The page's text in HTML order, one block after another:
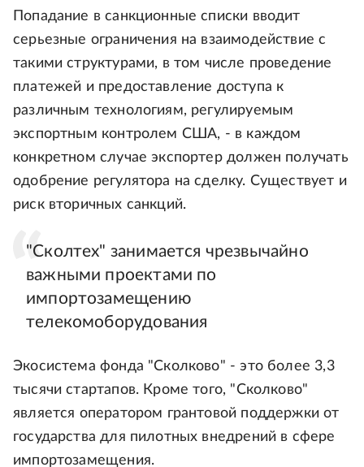
Попадание в санкционные списки вводит
серьезные ограничения на взаимодействие с
такими структурами, в том числе проведение
платежей и предоставление доступа к
различным технологиям, регулируемым
экспортным контролем США, - в каждом
конкретном случае экспортер должен получать
одобрение регулятора на сделку. Существует и
риск вторичных санкций.
"Сколтех" занимается чрезвычайно
важными проектами по
импортозамещению
телекомоборудования
Экосистема фонда "Сколково" - это более 3,3
тысячи стартапов. Кроме того, "Сколково"
является оператором грантовой поддержки от
государства для пилотных внедрений в сфере
импортозамещения.